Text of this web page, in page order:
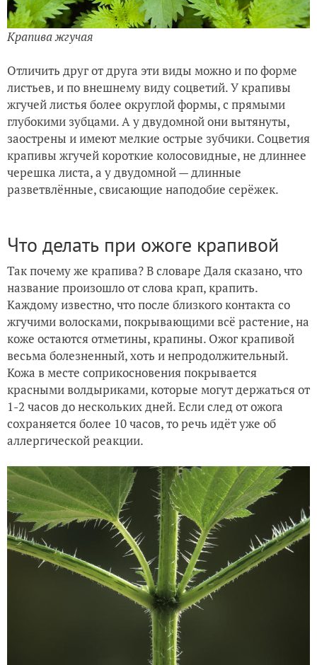
Крапива жгучая
Отличить друг от друга эти виды можно и по форме
листьев, и по внешнему виду соцветий. У крапивы
жгучей листья более округлой формы, с прямыми
глубокими зубцами. А у двудомной они вытянуты,
заострены и имеют мелкие острые зубчики. Соцветия
крапивы жгучей короткие колосовидные, не длиннее
черешка листа, а у двудомной — длинные
разветвлённые, свисающие наподобие серёжек.
Что делать при ожоге крапивой
Так почему же крапива? В словаре Даля сказано, что
название произошло от слова крап, крапить.
Каждому известно, что после близкого контакта со
жгучими волосками, покрывающими всё растение, на
коже остаются отметины, крапины. Ожог крапивой
весьма болезненный, хоть и непродолжительный.
Кожа в месте соприкосновения покрывается
красными волдыриками, которые могут держаться от
1-2 часов до нескольких дней. Если след от ожога
сохраняется более 10 часов, то речь идёт уже об
аллергической реакции.